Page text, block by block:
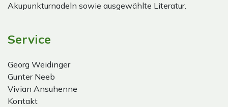
Akupunkturnadeln sowie ausgewählte Literatur.
Service
Georg Weidinger
Gunter Neeb
Vivian Ansuhenne
Kontakt